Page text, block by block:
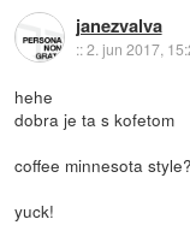
janezvalva
::2. jun 2017,
hehe
dobra je ta s kofetom
coffee minnesota style?
yuck!